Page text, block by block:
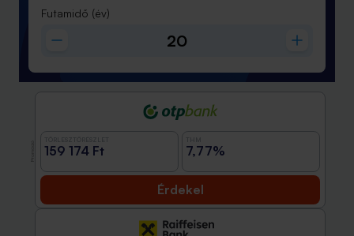
Futamidő (év)
159 174 Ft 7,77%
Érdekel